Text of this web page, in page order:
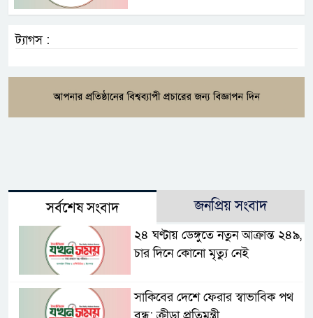
ট্যাগস :
সর্বশেষ সংবাদ জনপ্রিয় সংবাদ
২৪ ঘণ্টায় ডেঙ্গুতে নতুন আক্রান্ত ২৪৯,
চার দিনে কোনো মৃত্যু নেই
সাকিবের দেশে ফেরার স্বাভাবিক পথ